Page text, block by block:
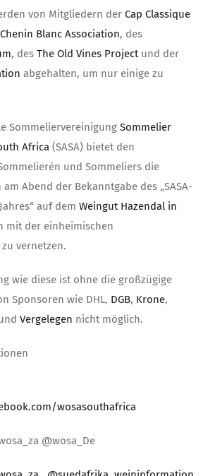
von Mitgliedern der Cap Classique
Chenin Blanc Association, des
, des The Old Vines Projectund der
abgehalten, um nur einige zu
Sommeliervereinigung Sommelier
Africa (SASA) bietet den
und Sommeliers die
Abend der Bekanntgabe des „SASA-
auf dem Weingut Hazendal in
mit der einheimischen
vernetzen.
wie diese ist ohne die großzügige
Sponsoren wie DHL, DGB, Krone,
Vergelegen nicht möglich.
wosasouthafrica
@wosa_De